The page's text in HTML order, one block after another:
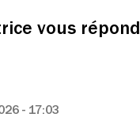
vous répond
- 17:03